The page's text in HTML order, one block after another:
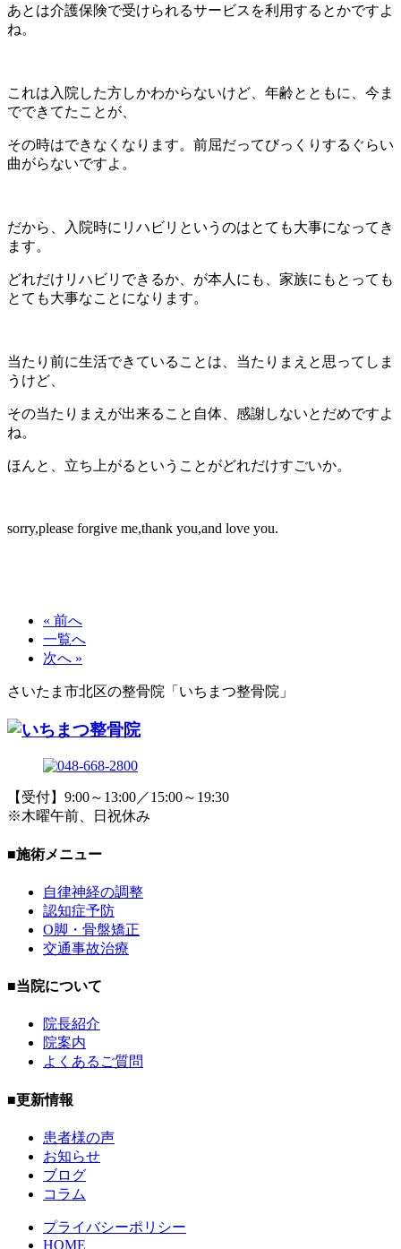
あとは介護保険で受けられるサービスを利用するとかですよ
ね。
これは入院した方しかわからないけど、年齢とともに、今ま
でできてたことが、
その時はできなくなります。前屈だってびっくりするぐらい
曲がらないですよ。
だから、入院時にリハビリというのはとても大事になってき
ます。
どれだけリハビリできるか、が本人にも、家族にもとっても
とても大事なことになります。
当たり前に生活できていることは、当たりまえと思ってしま
うけど、
その当たりまえが出来ること自体、感謝しないとだめですよ
ね。
ほんと、立ち上がるということがどれだけすごいか。
sorry,please forgive me,thank you,and love you.
« 前へ
一覧へ
次へ »
さいたま市北区の整骨院「いちまつ整骨院」
【受付】9:00～13:00／15:00～19:30
※木曜午前、日祝休み
■施術メニュー
自律神経の調整
認知症予防
O脚・骨盤矯正
交通事故治療
■当院について
院長紹介
院案内
よくあるご質問
■更新情報
患者様の声
お知らせ
ブログ
コラム
プライバシーポリシー
HOME